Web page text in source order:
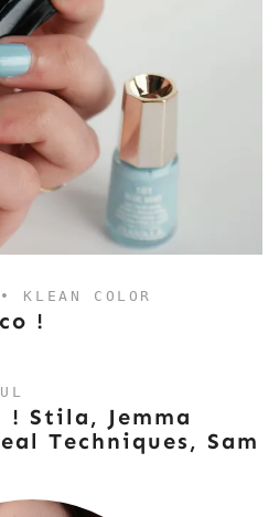
KLEAN COLOR
!
! Stila, Jemma
Techniques, Sam